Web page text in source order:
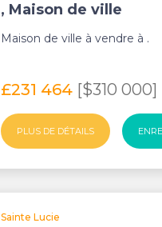
, Maison de ville
Maison de ville à vendre à .
£231 464 [$310 000]
PLUS DE DÉTAILS
Sainte Lucie